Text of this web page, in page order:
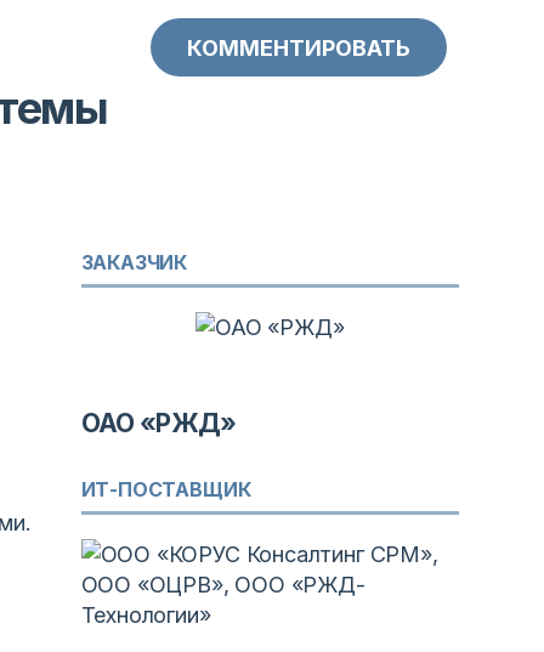
КОММЕНТИРОВАТЬ
ЗАКАЗЧИК
ОАО «РЖД»
ИТ-ПОСТАВЩИК